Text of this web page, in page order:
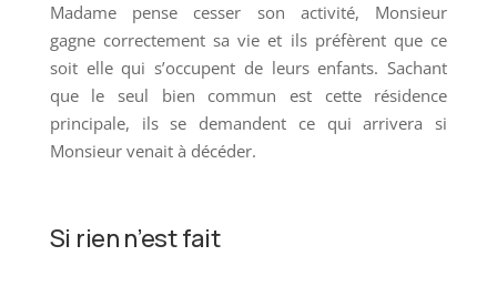
Madame pense cesser son activité, Monsieur
gagne correctement sa vie et ils préfèrent que ce
soit elle qui s’occupent de leurs enfants. Sachant
que le seul bien commun est cette résidence
principale, ils se demandent ce qui arrivera si
Monsieur venait à décéder.
Si rien n’est fait